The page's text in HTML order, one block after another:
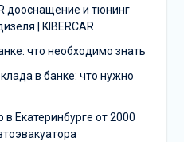
дооснащение и тюнинг
| KIBERCAR
что необходимо знать
в банке: что нужно
в Екатеринбурге от 2000